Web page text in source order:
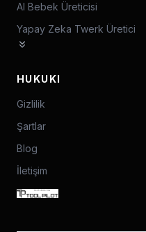
AI Bebek Üreticisi
Yapay Zeka Twerk Üretici
HUKUKI
Gizlilik
Şartlar
Blog
İletişim